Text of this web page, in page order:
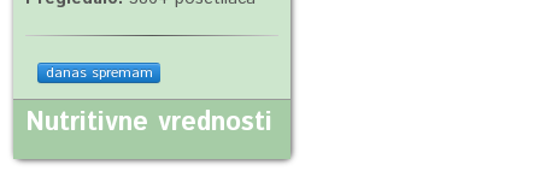
danas spremam
Nutritivne vrednosti